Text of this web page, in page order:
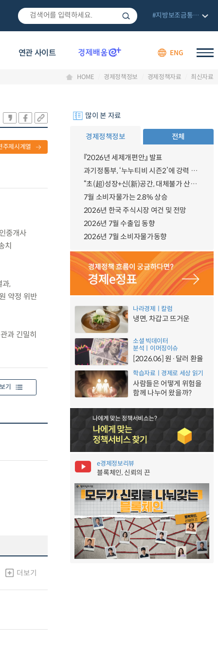
연관 사이트 ENG
#지방보조금통합관리망
HOME 경제정책정보 경제정책자료 최신자료
주제시계열
중개사
치
,
약정 위반
과 긴밀히
기
더보기
많이 본 자료
경제정책정보 전체
『2026년 세제개편안』 발표
과기정통부, ‘누누티비 시즌2’에 강력 대응 의지 밝혀
“초(超)성장+신(新)공간, 대체불가 산업강국”
7월 소비자물가는 2.8% 상승
2026년 한국 주식시장 여건 및 전망
2026년 7월 수출입 동향
2026년 7월 소비자물가동향
나라경제ㅣ칼럼
냉면, 차갑고 뜨거운
소셜 빅데이터
분석ㅣ이머징이슈
[2026.06] 원·달러 환율
학습자료ㅣ경제로 세상 읽기
사람들은 어떻게 위험을
함께 나누어 왔을까?
e경제정보리뷰
블록체인, 신뢰의 끈